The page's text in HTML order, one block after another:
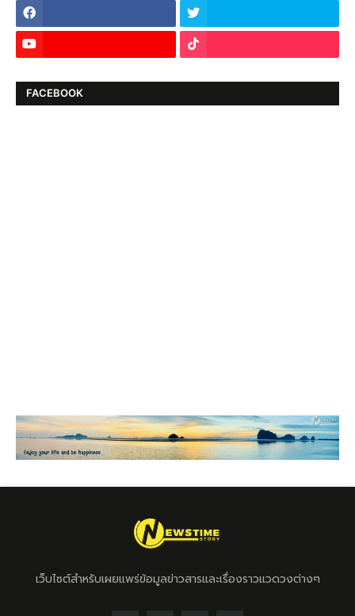
FACEBOOK
เว็บไซต์สำหรับเผยแพร่ข้อมูลข่าวสารและเรื่องราวแวดวงต่างๆ